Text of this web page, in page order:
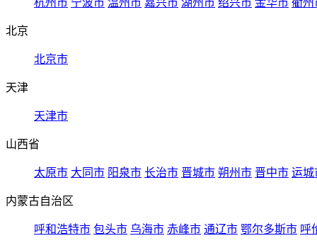
杭州市 宁波市 温州市 嘉兴市 湖州市 绍兴市 金华市 衢州
北京
北京市
天津
天津市
山西省
太原市 大同市 阳泉市 长治市 晋城市 朔州市 晋中市 运城
内蒙古自治区
呼和浩特市 包头市 乌海市 赤峰市 通辽市 鄂尔多斯市 呼